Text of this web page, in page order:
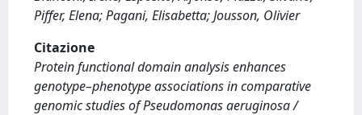
Piffer, Elena; Pagani, Elisabetta; Jousson, Olivier
Citazione
Protein functional domain analysis enhances
genotype–phenotype associations in comparative
genomic studies of Pseudomonas aeruginosa /